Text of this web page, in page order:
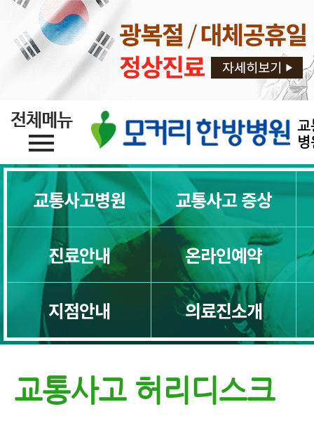
교
교통사고병원 교통사고 증상
진료안내 온라인예약
지점안내 의료진소개
교통사고 허리디스크
명이 가능합니다.
교통사고후유증증상
교통사고후유증 두통
교통사고뇌진탕
교통사고후유증 한방치료
교통사고디스크
교통사고목통증
교통사고일자목
교통사고허리통증